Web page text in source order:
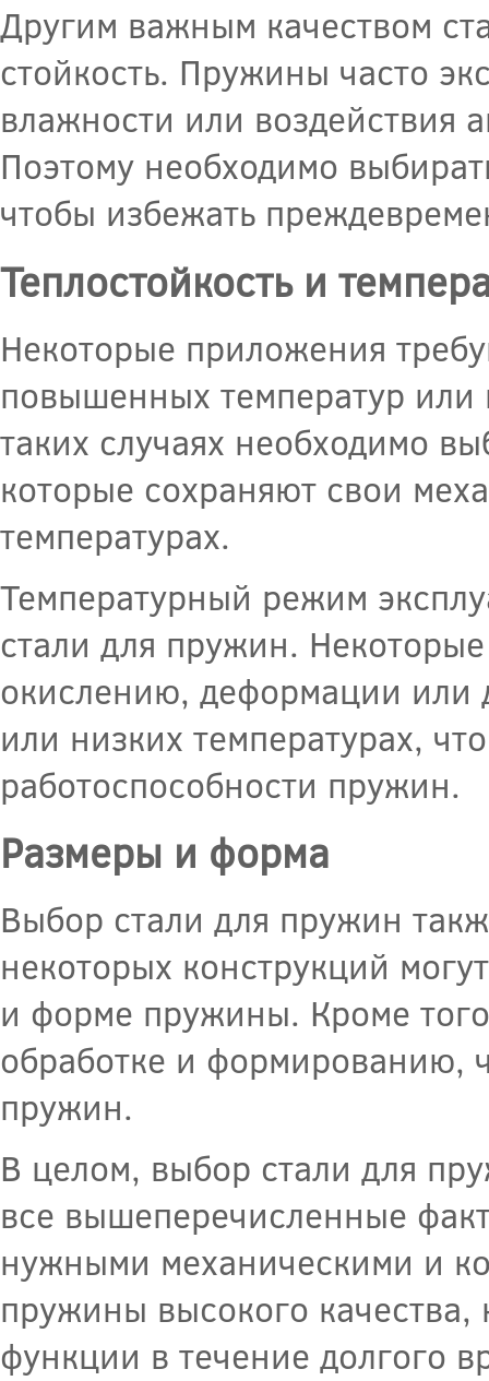
Другим важным качеством
стойкость. Пружины часто
влажности или воздействия
Поэтому необходимо
чтобы избежать
Теплостойкость и
Некоторые приложения
повышенных температур или
таких случаях необходимо
которые сохраняют свои
температурах.
Температурный режим
стали для пружин.
окислению, деформации или
или низких температурах,
работоспособности пружин.
Размеры и форма
Выбор стали для пружин
некоторых конструкций
и форме пружины. Кроме
обработке и формированию,
пружин.
В целом, выбор стали для
все вышеперечисленные
нужными механическими и
пружины высокого
функции в течение долгого